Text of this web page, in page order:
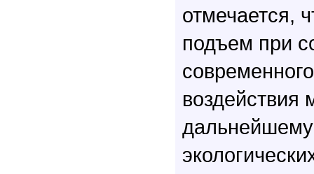
отмечается,
подъем при
воздействия